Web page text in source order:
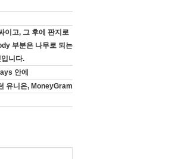
이고, 그 후에 판지로
부분은 나무로 되는
니다.
안에
유니온, MoneyGram